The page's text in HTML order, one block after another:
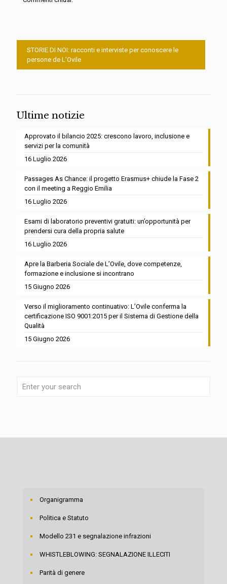
STORIE DI NOI: racconti e interviste per conoscere le
persone de L’Ovile
Ultime notizie
Approvato il bilancio 2025: crescono lavoro, inclusione e
servizi per la comunità
16 Luglio 2026
Passages As Chance: il progetto Erasmus+ chiude la Fase 2
con il meeting a Reggio Emilia
16 Luglio 2026
Esami di laboratorio preventivi gratuiti: un’opportunità per
prendersi cura della propria salute
16 Luglio 2026
Apre la Barberia Sociale de L’Ovile, dove competenze,
formazione e inclusione si incontrano
15 Giugno 2026
Verso il miglioramento continuativo: L’Ovile conferma la
certificazione ISO 9001:2015 per il Sistema di Gestione della
Qualità
15 Giugno 2026
Organigramma
Politica e Statuto
Modello 231 e segnalazione infrazioni
WHISTLEBLOWING: SEGNALAZIONE ILLECITI
Parità di genere